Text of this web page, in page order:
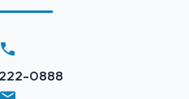
call
0888